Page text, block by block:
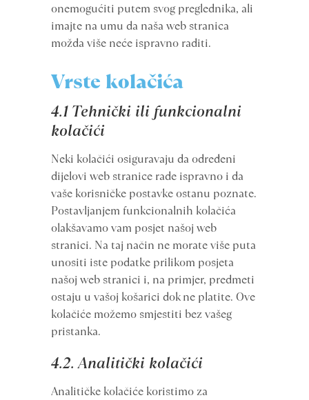
onemogućiti putem svog preglednika, ali
imajte na umu da naša web stranica
možda više neće ispravno raditi.
Vrste kolačića
4.1 Tehnički ili funkcionalni
kolačići
Neki kolačići osiguravaju da određeni
dijelovi web stranice rade ispravno i da
vaše korisničke postavke ostanu poznate.
Postavljanjem funkcionalnih kolačića
olakšavamo vam posjet našoj web
stranici. Na taj način ne morate više puta
unositi iste podatke prilikom posjeta
našoj web stranici i, na primjer, predmeti
ostaju u vašoj košarici dok ne platite. Ove
kolačiće možemo smjestiti bez vašeg
pristanka.
4.2. Analitički kolačići
Analitičke kolačiće koristimo za